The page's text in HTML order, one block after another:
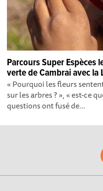
Parcours Super Espèces
verte de Cambrai avec la
« Pourquoi les fleurs
sur les arbres ? », « est-ce
questions ont fusé de...